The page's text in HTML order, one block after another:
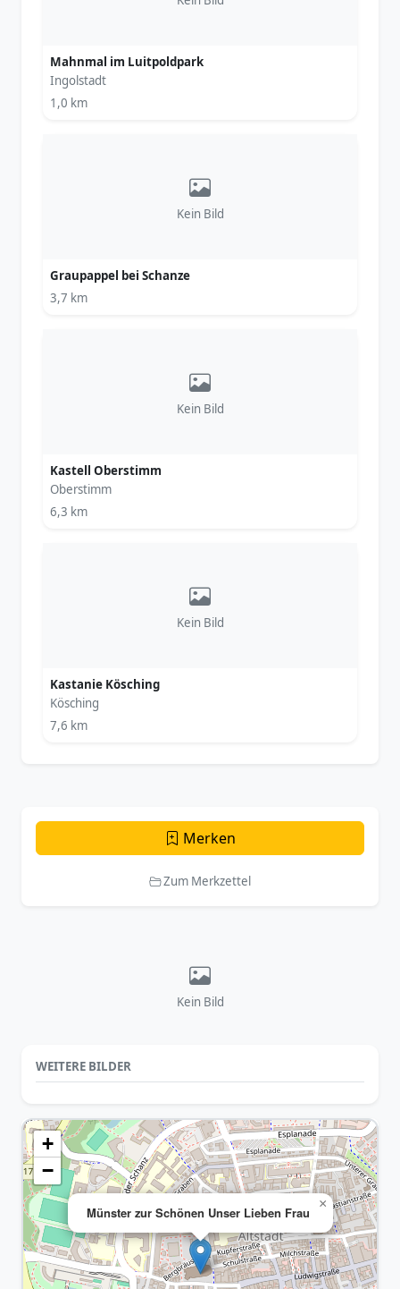
Mahnmal im Luitpoldpark
Ingolstadt
1,0 km
Kein Bild
Graupappel bei Schanze
3,7 km
Kein Bild
Kastell Oberstimm
Oberstimm
6,3 km
Kein Bild
Kastanie Kösching
Kösching
7,6 km
Merken
Zum Merkzettel
Kein Bild
WEITERE BILDER
Münster zur Schönen Unser Lieben Frau
×
+
−